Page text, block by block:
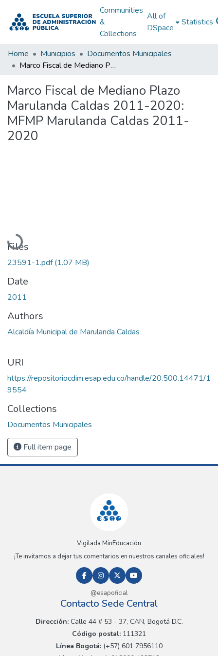
Communities
&
Collections
All of
DSpace
Statistics
Home Municipios
Documentos Municipales
Marco Fiscal de Mediano Plazo Marulanda Caldas 2011-2020: MFMP Marulanda Caldas 2011-2020
Marco Fiscal de Mediano Plazo
Marulanda Caldas 2011-2020:
MFMP Marulanda Caldas 2011-
2020
Loading...
Files
23591-1.pdf(1.07 MB)
Date
2011
Authors
Alcaldía Municipal de Marulanda Caldas
URI
https://repositoriocdim.esap.edu.co/handle/20.500.14471/1
9554
Collections
Documentos Municipales
Full item page
Vigilada MinEducación
¡Te invitamos a dejar tus comentarios en nuestros canales oficiales!
@esapoficial
Contacto Sede Central
Dirección:Calle 44 # 53 - 37, CAN, Bogotá D.C.
Código postal: 111321
Línea Bogotá:(+57) 601 7956110